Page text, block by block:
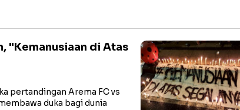
"Kemanusiaan di Atas
pertandingan Arema FC vs
duka bagi dunia